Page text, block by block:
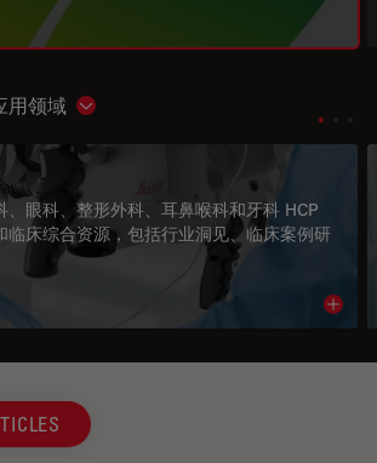
用领域 Show subnavigation
、眼科、整形外科、耳鼻喉科和牙科 HCP
临床综合资源，包括行业洞见、临床案例研